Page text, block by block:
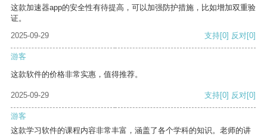
这款加速器app的安全性有待提高，可以加强防护措施，比如增加双重验
证。
2025-09-29
支持[0] 反对[0]
游客
这款软件的价格非常实惠，值得推荐。
2025-09-29 支持[0] 反对[0]
游客
这款学习软件的课程内容非常丰富，涵盖了各个学科的知识。老师的讲